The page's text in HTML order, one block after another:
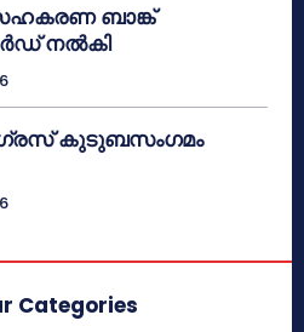
ബാങ്ക്
നൽകി
കുടുബസംഗമം
Categories